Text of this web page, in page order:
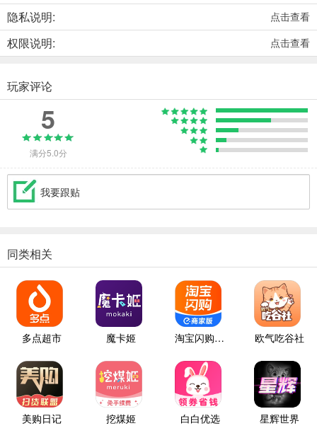
隐私说明:
点击查看
权限说明: 点击查看
玩家评论
5
满分5.0分
我要跟贴
同类相关
多点超市 魔卡姬 淘宝闪购商家版 欧气吃谷社
美购日记 挖煤姬 白白优选 星辉世界